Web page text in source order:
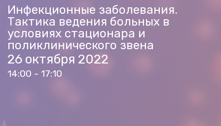
Инфекционные заболевания.
Тактика ведения больных в
условиях стационара и
поликлинического звена
26 октября 2022
14:00 - 17:10